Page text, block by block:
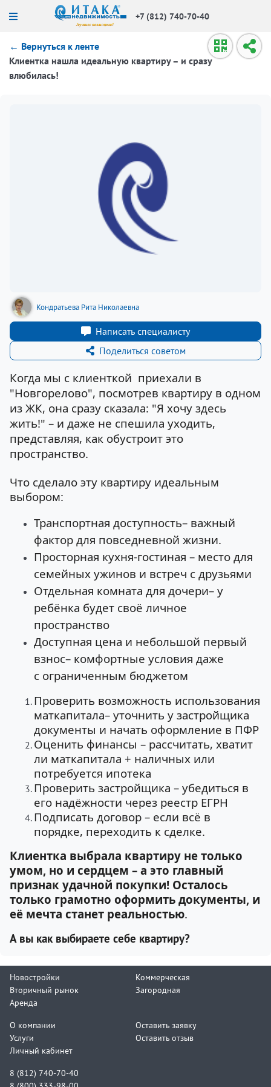
+7 (812) 740-70-40
← Вернуться к ленте
Клиентка нашла идеальную квартиру – и сразу
влюбилась!
Кондратьева Рита Николаевна
Написать специалисту
Поделиться советом
Когда мы с клиенткой приехали в
"Новгорелово", посмотрев квартиру в одном
из ЖК, она сразу сказала: "Я хочу здесь
жить!" – и даже не спешила уходить,
представляя, как обустроит это
пространство.
Что сделало эту квартиру идеальным
выбором:
Транспортная доступность– важный
фактор для повседневной жизни.
Просторная кухня-гостиная – место для
семейных ужинов и встреч с друзьями
Отдельная комната для дочери– у
ребёнка будет своё личное
пространство
Доступная цена и небольшой первый
взнос– комфортные условия даже
с ограниченным бюджетом
Проверить возможность использования
маткапитала– уточнить у застройщика
документы и начать оформление в ПФР
Оценить финансы – рассчитать, хватит
ли маткапитала + наличных или
потребуется ипотека
Проверить застройщика – убедиться в
его надёжности через реестр ЕГРН
Подписать договор – если всё в
порядке, переходить к сделке.
Клиентка выбрала квартиру не только
умом, но и сердцем – а это главный
признак удачной покупки! Осталось
только грамотно оформить документы, и
её мечта станет реальностью.
А вы как выбираете себе квартиру?
Новостройки
Вторичный рынок
Аренда
Коммерческая
Загородная
О компании
Услуги
Личный кабинет
Оставить заявку
Оставить отзыв
8 (812) 740-70-40